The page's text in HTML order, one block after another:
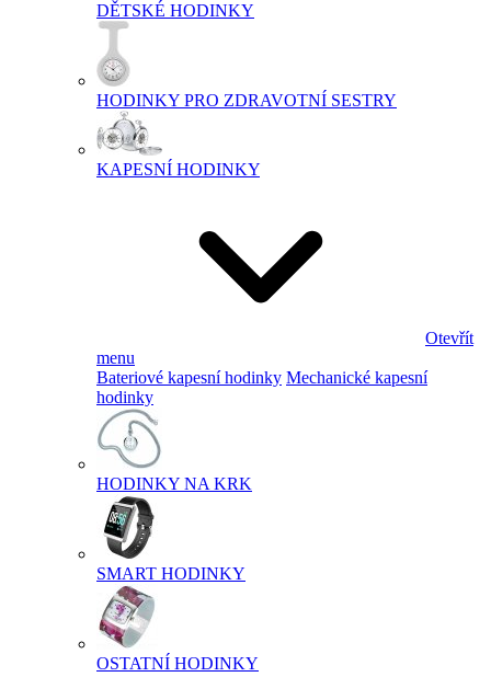
DĚTSKÉ HODINKY
HODINKY PRO ZDRAVOTNÍ SESTRY
KAPESNÍ HODINKY
Otevřít
menu
Bateriové kapesní hodinky Mechanické kapesní
hodinky
HODINKY NA KRK
SMART HODINKY
OSTATNÍ HODINKY